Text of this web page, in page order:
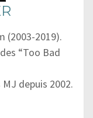
(2003-2019).
“Too Bad
depuis 2002.